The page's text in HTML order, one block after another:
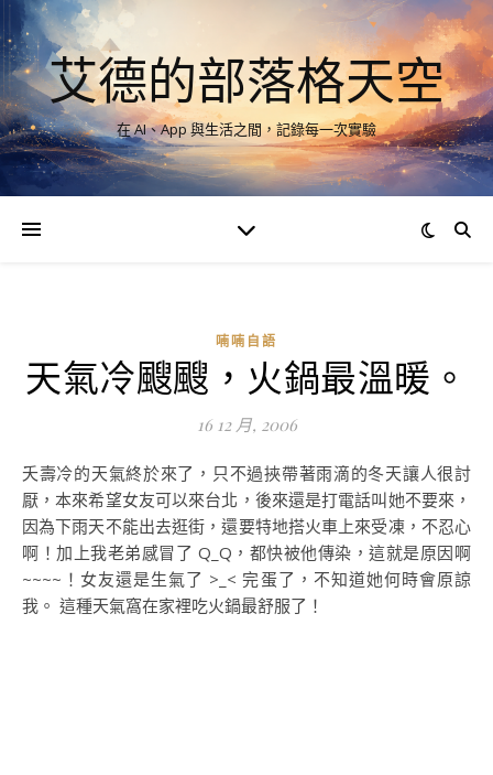
艾德的部落格天空
在 AI、App 與生活之間，記錄每一次實驗
喃喃自語
天氣冷颼颼，火鍋最溫暖。
16 12 月, 2006
夭壽冷的天氣終於來了，只不過挾帶著雨滴的冬天讓人很討
厭，本來希望女友可以來台北，後來還是打電話叫她不要來，
因為下雨天不能出去逛街，還要特地搭火車上來受凍，不忍心
啊！加上我老弟感冒了 Q_Q，都快被他傳染，這就是原因啊
~~~~！女友還是生氣了 >_< 完蛋了，不知道她何時會原諒
我。 這種天氣窩在家裡吃火鍋最舒服了！